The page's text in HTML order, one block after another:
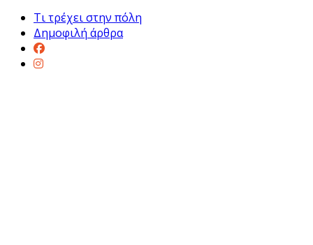
Τι τρέχει στην πόλη
Δημοφιλή άρθρα